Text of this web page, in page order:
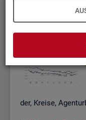
der, Krei­se,